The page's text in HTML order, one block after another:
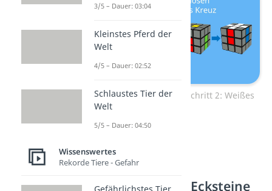
Zauberwürfel lösen — Schritt 2: Weißes
Schritt 3: Weiße Ecksteine
3/5 – Dauer: 03:04
Kleinstes Pferd der
Welt
4/5 – Dauer: 02:52
Schlaustes Tier der
Welt
5/5 – Dauer: 04:50
Wissenswertes
Rekorde Tiere - Gefahr
Gefährlichstes Tier